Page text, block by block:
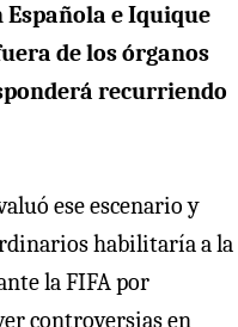
Española e Iquique
de los órganos
recurriendo
ese escenario y
habilitaría a la
la FIFA por
controversias en